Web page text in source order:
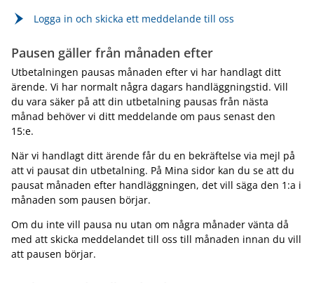
Logga in och skicka ett meddelande till oss
Pausen gäller från månaden efter
Utbetalningen pausas månaden efter vi har handlagt ditt
ärende. Vi har normalt några dagars handläggningstid. Vill
du vara säker på att din utbetalning pausas från nästa
månad behöver vi ditt meddelande om paus senast den
15:e.
När vi handlagt ditt ärende får du en bekräftelse via mejl på
att vi pausat din utbetalning. På Mina sidor kan du se att du
pausat månaden efter handläggningen, det vill säga den 1:a i
månaden som pausen börjar.
Om du inte vill pausa nu utan om några månader vänta då
med att skicka meddelandet till oss till månaden innan du vill
att pausen börjar.